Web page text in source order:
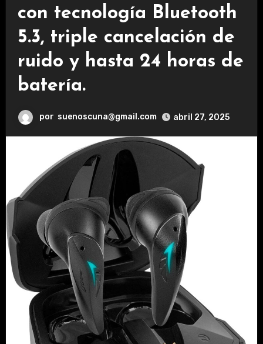
con tecnología Bluetooth
5.3, triple cancelación de
ruido y hasta 24 horas de
batería.
por suenoscuna@gmail.com abril 27, 2025